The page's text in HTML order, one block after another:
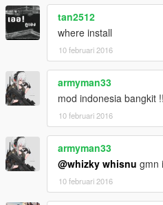
tan2512
where install
10 februari 2016
armyman33
mod indonesia bangkit
10 februari 2016
armyman33
@whizky whisnu gmn
10 februari 2016